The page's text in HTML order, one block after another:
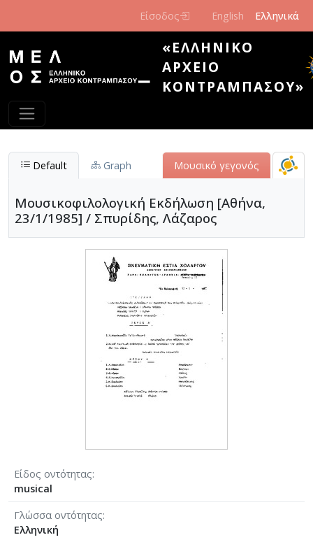
Είσοδος English Ελληνικά
«ΕΛΛΗΝΙΚΌ
ΑΡΧΕΊΟ
ΚΟΝΤΡΑΜΠΆΣΟΥ»
Default Graph Μουσικό γεγονός
Μουσικοφιλολογική Εκδήλωση [Αθήνα,
23/1/1985] / Σπυρίδης, Λάζαρος
Είδος οντότητας
musical
Γλώσσα οντότητας
Ελληνική